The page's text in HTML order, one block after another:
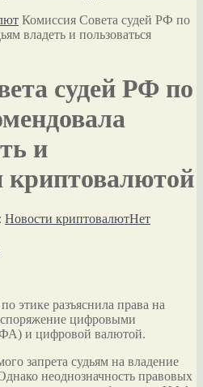
Комиссия Совета судей РФ по
владеть и пользоваться
судей РФ по
и
криптовалютой
Новости криптовалютНет
этике разъяснила права на
цифровыми
и цифровой валютой.
запрета судьям на владение
неоднозначность правовых